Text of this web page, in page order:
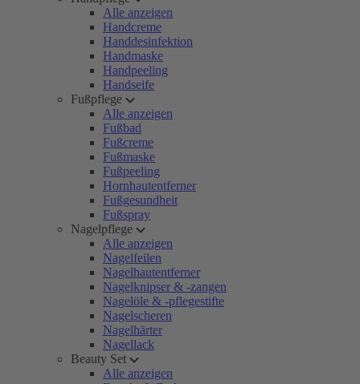
Alle anzeigen
Handcreme
Handdesinfektion
Handmaske
Handpeeling
Handseife
Fußpflege
Alle anzeigen
Fußbad
Fußcreme
Fußmaske
Fußpeeling
Hornhautentferner
Fußgesundheit
Fußspray
Nagelpflege
Alle anzeigen
Nagelfeilen
Nagelhautentferner
Nagelknipser & -zangen
Nagelöle & -pflegestifte
Nagelscheren
Nagelhärter
Nagellack
Beauty Set
Alle anzeigen